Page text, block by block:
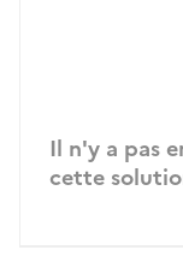
Il n'y a pas
cette